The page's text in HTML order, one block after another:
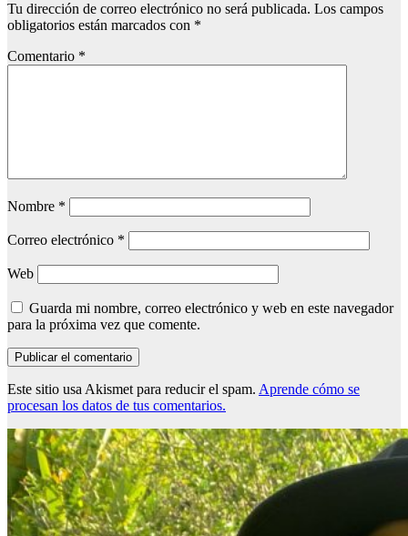
Tu dirección de correo electrónico no será publicada. Los campos
obligatorios están marcados con *
Comentario *
Nombre *
Correo electrónico *
Web
Guarda mi nombre, correo electrónico y web en este navegador
para la próxima vez que comente.
Este sitio usa Akismet para reducir el spam. Aprende cómo se
procesan los datos de tus comentarios.